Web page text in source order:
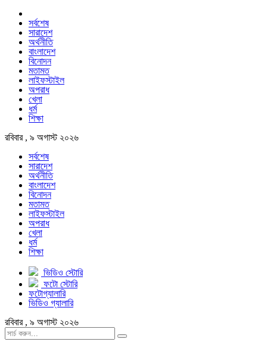
সর্বশেষ
সারাদেশ
অর্থনীতি
বাংলাদেশ
বিনোদন
মতামত
লাইফস্টাইল
অপরাধ
খেলা
ধর্ম
শিক্ষা
রবিবার , ৯ অগাস্ট ২০২৬
সর্বশেষ
সারাদেশ
অর্থনীতি
বাংলাদেশ
বিনোদন
মতামত
লাইফস্টাইল
অপরাধ
খেলা
ধর্ম
শিক্ষা
ভিডিও স্টোরি
ফটো স্টোরি
ফটোগ্যালারি
ভিডিও গ্যালারি
রবিবার , ৯ অগাস্ট ২০২৬